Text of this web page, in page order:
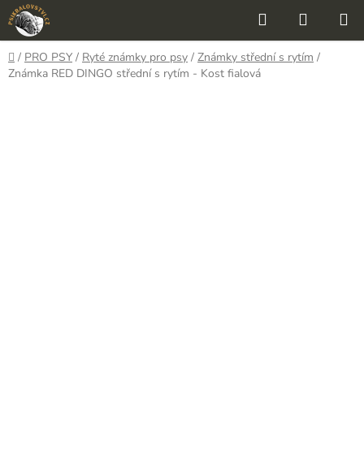
Přejít
na
obsah
Hledat
KOŠÍK
Domů
/ PRO PSY / Ryté známky pro psy / Známky střední s rytím /
Známka RED DINGO střední s rytím - Kost fialová